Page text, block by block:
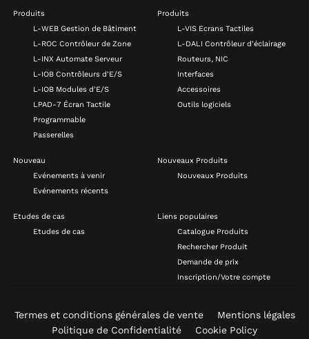
Produits
L-WEB Gestion de Bâtiment
L-ROC Contrôleur de Zone
L-INX Automate Serveur
L-IOB Contrôleurs d'E/S
L-IOB Modules d'E/S
LPAD-7 Écran Tactile
Programmable
Passerelles
Produits
L-VIS Ecrans Tactiles
L-DALI Contrôleur d'éclairage
Routeurs, NIC
Interfaces
Accessoires
Outils logiciels
Nouveau
Evénements à venir
Evénements récents
Nouveaux Produits
Nouveaux Produits
Etudes de cas
Etudes de cas
Liens populaires
Catalogue Produits
Rechercher Produit
Demande de prix
Inscription/Votre compte
Termes et conditions générales de vente
Mentions légales
Politique de Confidentialité
Cookie Policy